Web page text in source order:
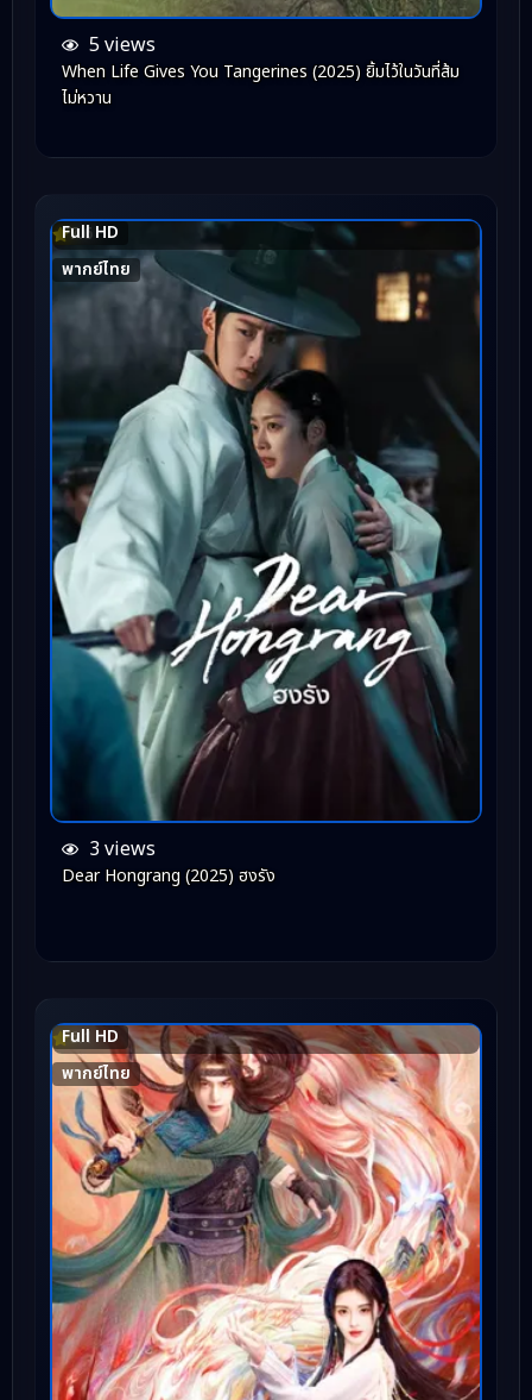
5 views
When Life Gives You Tangerines (2025) ยิ้มไว้ในวันที่ส้ม
ไม่หวาน
Full HD
พากย์ไทย
7.6
3 views
Dear Hongrang (2025) ฮงรัง
Full HD
พากย์ไทย
6.1